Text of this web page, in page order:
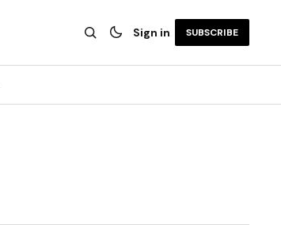
Sign in SUBSCRIBE